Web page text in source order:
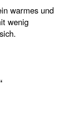
warmes und
wenig